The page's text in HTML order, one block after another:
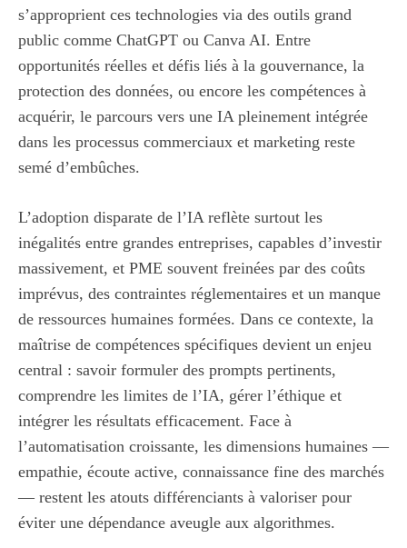
s’approprient ces technologies via des outils grand
public comme ChatGPT ou Canva AI. Entre
opportunités réelles et défis liés à la gouvernance, la
protection des données, ou encore les compétences à
acquérir, le parcours vers une IA pleinement intégrée
dans les processus commerciaux et marketing reste
semé d’embûches.
L’adoption disparate de l’IA reflète surtout les
inégalités entre grandes entreprises, capables d’investir
massivement, et PME souvent freinées par des coûts
imprévus, des contraintes réglementaires et un manque
de ressources humaines formées. Dans ce contexte, la
maîtrise de compétences spécifiques devient un enjeu
central : savoir formuler des prompts pertinents,
comprendre les limites de l’IA, gérer l’éthique et
intégrer les résultats efficacement. Face à
l’automatisation croissante, les dimensions humaines —
empathie, écoute active, connaissance fine des marchés
— restent les atouts différenciants à valoriser pour
éviter une dépendance aveugle aux algorithmes.